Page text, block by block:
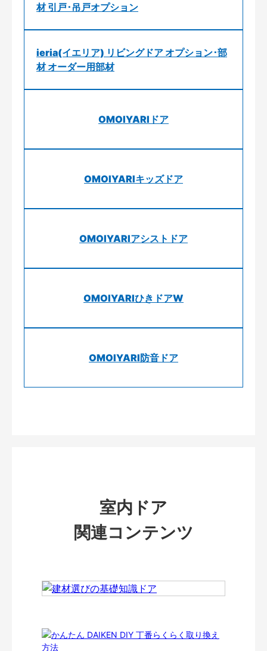
材 引戸･吊戸オプション
ieria(イエリア) リビングドア オプション･部
材 オーダー用部材
OMOIYARIドア
OMOIYARIキッズドア
OMOIYARIアシストドア
OMOIYARIひきドアW
OMOIYARI防音ドア
室内ドア
関連コンテンツ